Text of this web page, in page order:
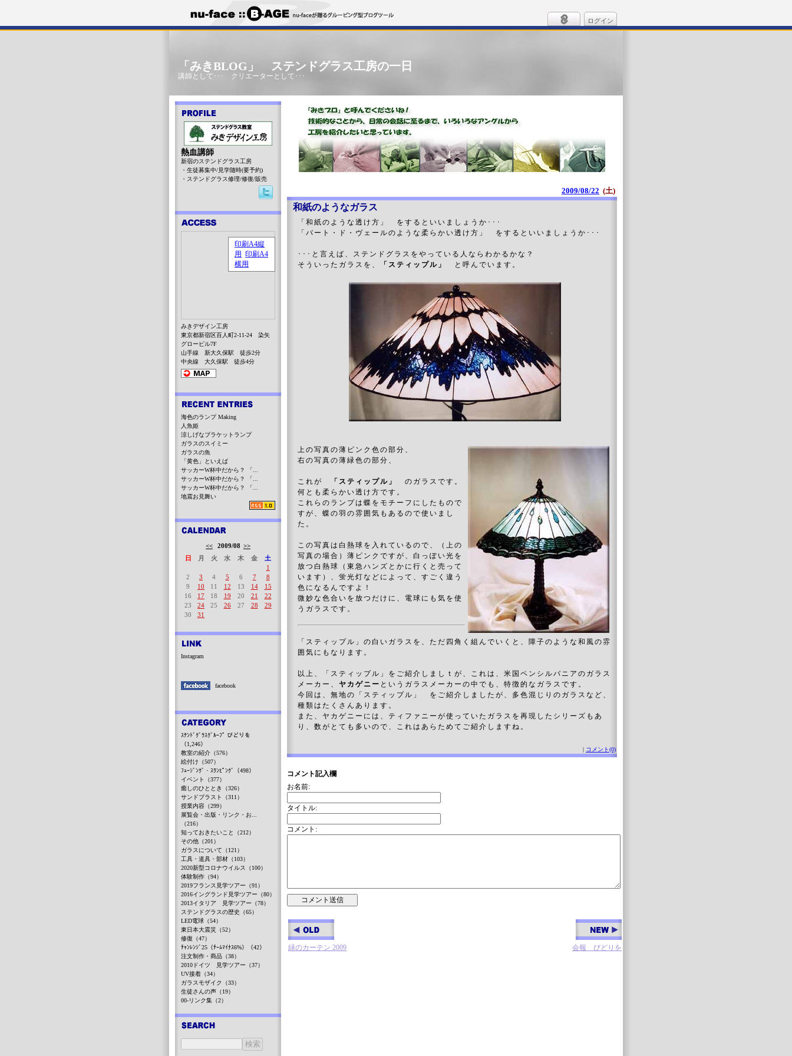
ログイン
「みきBLOG」 ステンドグラス工房の一日
講師として･･･ クリエーターとして･･･
2009/08/22 (土)
和紙のようなガラス
「和紙のような透け方」 をするといいましょうか･･･
「パート・ド・ヴェールのような柔らかい透け方」 をするといいましょうか･･･
･･･と言えば、ステンドグラスをやっている人ならわかるかな？
そういったガラスを、
「スティップル」 と呼んでいます。
上の写真の薄ピンク色の部分、
右の写真の薄緑色の部分、
これが 「スティップル」
のガラスです。
何とも柔らかい透け方です。
これらのランプは蝶をモチーフにしたもので
すが、蝶の羽の雰囲気もあるので使いまし
た。
この写真は白熱球を入れているので、（上の
写真の場合）薄ピンクですが、白っぽい光を
放つ白熱球（東急ハンズとかに行くと売って
います）、蛍光灯などによって、すごく違う
色になるんですよ！
微妙な色合いを放つだけに、電球にも気を使
うガラスです。
「スティップル」の白いガラスを、ただ四角く組んでいくと、障子のような和風の雰
囲気にもなります。
以上、「スティップル」をご紹介しましｔが、これは、米国ペンシルバニアのガラス
メーカー、 ヤカゲニー というガラスメーカーの中でも、特徴的なガラスです。
今回は、無地の「スティップル」 をご紹介しましたが、多色混じりのガラスなど、
種類はたくさんあります。
また、ヤカゲニーには、ティファニーが使っていたガラスを再現したシリーズもあ
り、数がとても多いので、これはあらためてご紹介しますね。
| コメント(0)
コメント記入欄
お名前:
タイトル:
コメント:
緑のカーテン 2009 会報 びどりを
熱血講師
新宿のステンドグラス工房
・生徒募集中/見学随時(要予約)
・ステンドグラス修理/修復/販売
みきデザイン工房
東京都新宿区百人町2-11-24 染矢
グロービル7F
山手線 新大久保駅 徒歩2分
中央線 大久保駅 徒歩4分
海色のランプ Making
人魚姫
涼しげなブラケットランプ
ガラスのスイミー
ガラスの魚
「黄色」といえば
サッカーW杯中だから？ 「...
サッカーW杯中だから？ 「...
サッカーW杯中だから？ 「...
地震お見舞い
<< 2009/08 >>
日
月 火 水 木 金
土
1
2
3 4 5 6 7
8
9
10 11 12 13 14
15
16
17 18 19 20 21
22
23
24 25 26 27 28
29
30
31
Instagram
facebook
ｽﾃﾝﾄﾞｸﾞﾗｽｸﾞﾙｰﾌﾟ びどりを
（1,246）
教室の紹介（576）
絵付け（507）
ﾌｭｰｼﾞﾝｸﾞ・ｽﾗﾝﾋﾟﾝｸﾞ（498）
イベント（377）
癒しのひととき（326）
サンドブラスト（311）
授業内容（299）
展覧会・出版・リンク・お...
（216）
知っておきたいこと（212）
その他（201）
ガラスについて（121）
工具・道具・部材（103）
2020新型コロナウイルス（100）
体験制作（94）
2019フランス見学ツアー（91）
2016イングランド見学ツアー（80）
2013イタリア 見学ツアー（78）
ステンドグラスの歴史（65）
LED電球（54）
東日本大震災（52）
修復（47）
ﾁｬﾝﾚﾝｼﾞ25（ﾁｰﾑﾏｲﾅｽ6%）（42）
注文制作・商品（38）
2010ドイツ 見学ツアー（37）
UV接着（34）
ガラスモザイク（33）
生徒さんの声（19）
00-リンク集（2）